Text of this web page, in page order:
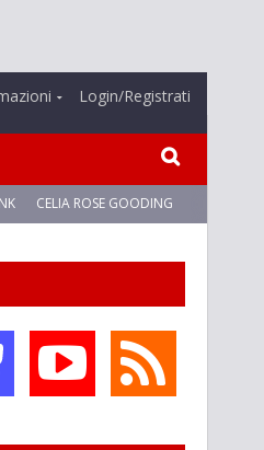
Login/Registrati
CELIA ROSE GOODING